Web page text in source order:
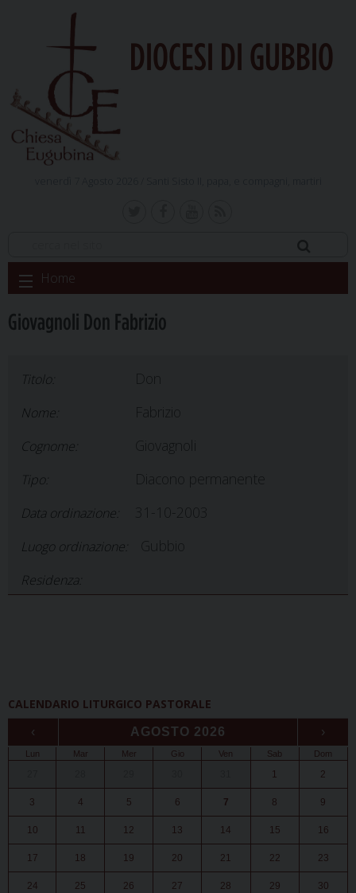
DIOCESI DI GUBBIO
Skip
to
Home
Giovagnoli Don Fabrizio
Titolo:
Nome: Fabrizio
Cognome: Giovagnoli
Tipo: Diacono permanente
Data ordinazione: 31-10-2003
Luogo ordinazione:
Residenza:
CALENDARIO LITURGICO PASTORALE
‹ AGOSTO 2026 ›
Lun Mar Mer Gio Ven Sab Dom
1 2
3 4 5 6 7 8 9
10 11 12 13 14 15 16
17 18 19 20 21 22 23
24 25 26 27 28 29 30